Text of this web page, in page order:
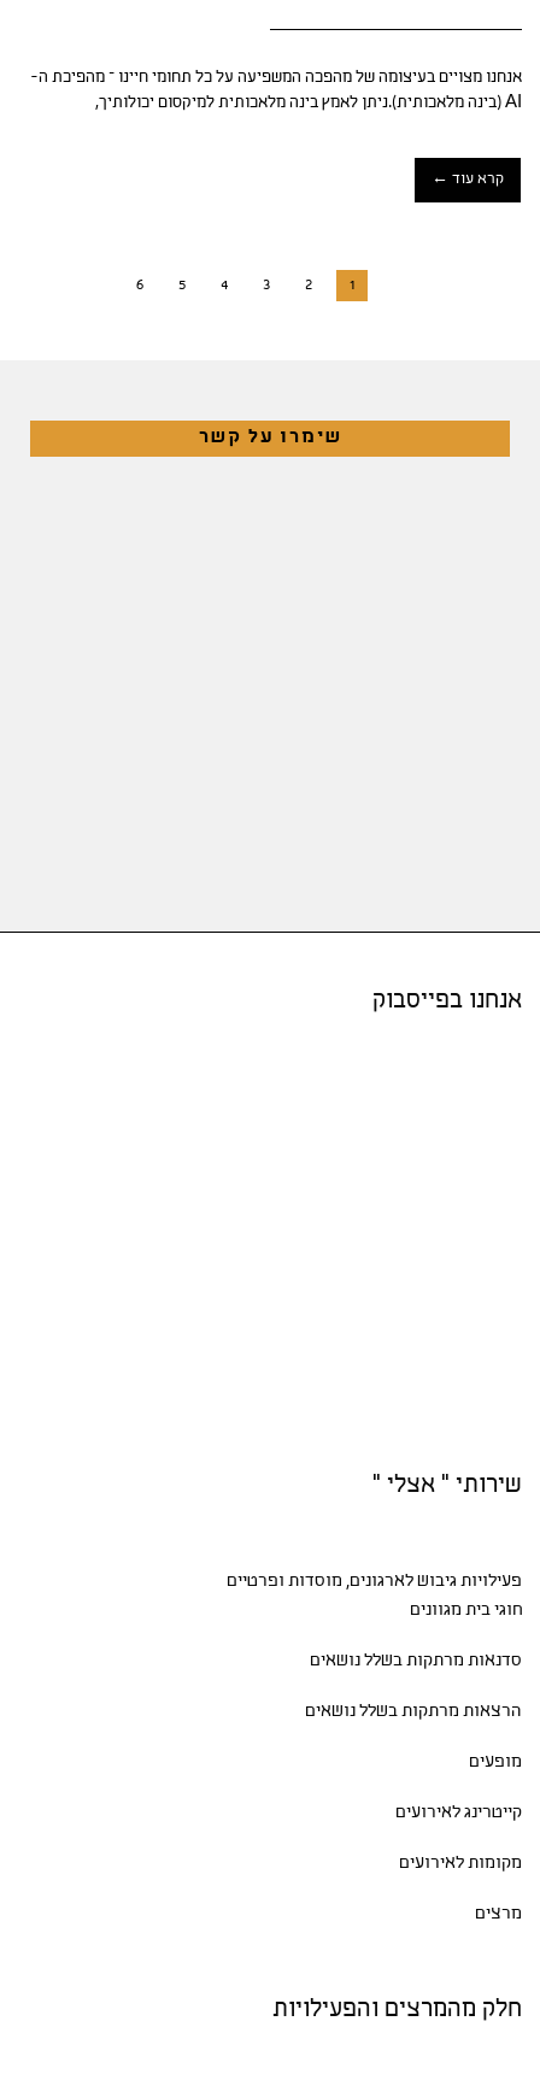
אנחנו מצויים בעיצומה של מהפכה המשפיעה על כל תחומי חיינו – מהפיכת ה-
AI (בינה מלאכותית).ניתן לאמץ בינה מלאכותית למיקסום יכולותיך,
קרא עוד ←
1
2
3
4
5
6
שימרו על קשר
אנחנו בפייסבוק
שירותי " אצלי "
פעילויות גיבושלארגונים, מוסדות ופרטיים
חוגי בית מגוונים
סדנאות מרתקות בשלל נושאים
הרצאות מרתקות בשלל נושאים
מופעים
קייטרינג לאירועים
מקומות לאירועים
מרצים
חלק מהמרצים והפעילויות